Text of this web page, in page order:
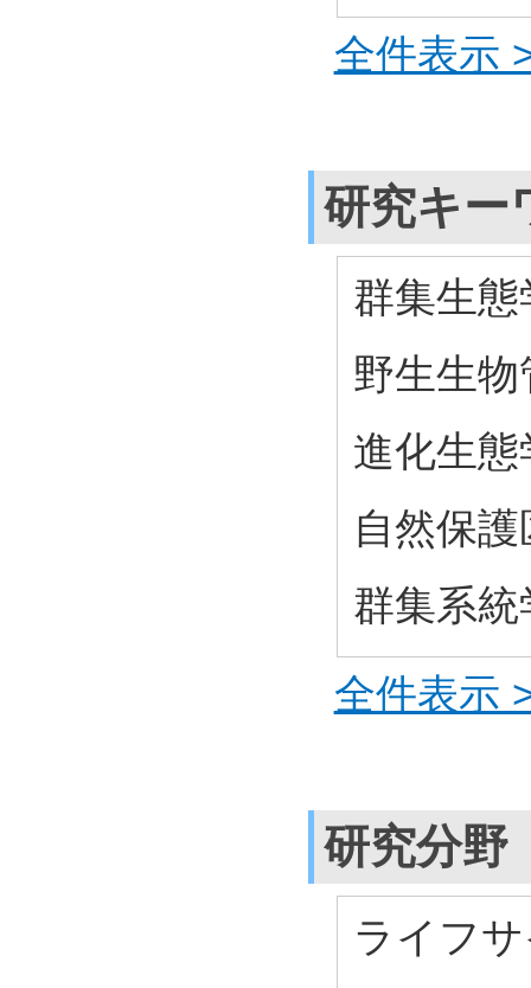
全件表示
研究キー
群集生
野生生物
進化生態
自然保護
群集系統
全件表示
研究分野
ライフ